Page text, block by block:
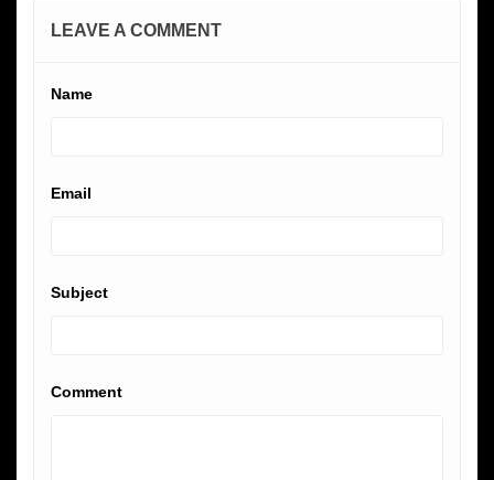
LEAVE A COMMENT
Name
Email
Subject
Comment